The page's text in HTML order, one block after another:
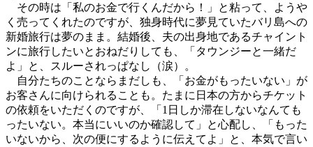
その時は「私のお金で行くんだから！」と粘って、ようや
く売ってくれたのですが、独身時代に夢見ていたバリ島への
新婚旅行は夢のまま。結婚後、夫の出身地であるチャイント
ンに旅行したいとおねだりしても、「タウンジーと一緒だ
よ」と、スルーされっぱなし（涙）。
自分たちのことならまだしも、「お金がもったいない」が
お客さんに向けられることも。たまに日本の方からチケット
の依頼をいただくのですが、「1日しか滞在しないなんても
ったいない。本当にいいのか確認して」と心配し、「もった
いないから、次の便にするように伝えてよ」と、本気で言い